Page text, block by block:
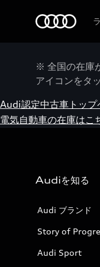
※ 全国の在庫
アイコンをタ
Audi認定中古車トップ
電気自動車の在庫はこ
Audiを知る
Audi ブランド
Story of
Audi Sport